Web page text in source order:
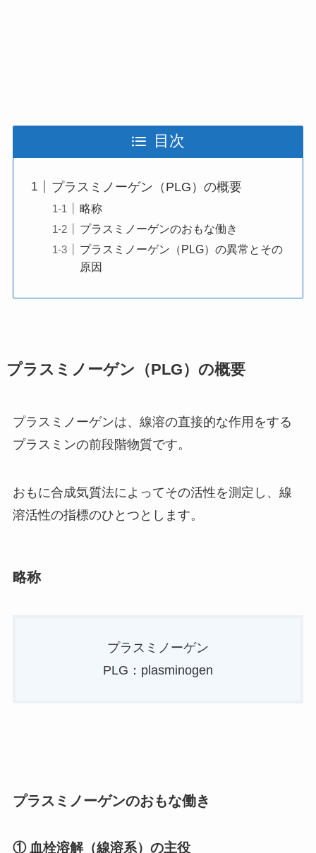
目次
プラスミノーゲン（PLG）の概要
略称
プラスミノーゲンのおもな働き
プラスミノーゲン（PLG）の異常とその
原因
プラスミノーゲン（PLG）の概要
プラスミノーゲンは、線溶の直接的な作用をする
プラスミンの前段階物質です。
おもに合成気質法によってその活性を測定し、線
溶活性の指標のひとつとします。
略称
プラスミノーゲン
PLG：plasminogen
プラスミノーゲンのおもな働き
① 血栓溶解（線溶系）の主役